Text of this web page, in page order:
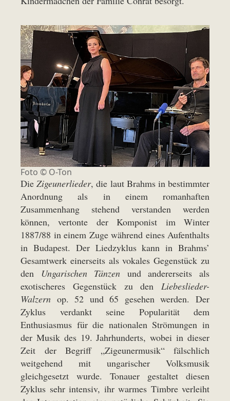
Foto © O-Ton
DieZigeunerlieder, die laut Brahms in bestimmter
Anordnung als in einem romanhaften
Zusammenhang stehend verstanden werden
können, vertonte der Komponist im Winter
1887/88 in einem Zuge während eines Aufenthalts
in Budapest. Der Liedzyklus kann in Brahms’
Gesamtwerk einerseits als vokales Gegenstück zu
den Ungarischen Tänzen und andererseits als
exotischeres Gegenstück zu den Liebeslieder-
Walzern op. 52 und 65 gesehen werden. Der
Zyklus verdankt seine Popularität dem
Enthusiasmus für die nationalen Strömungen in
der Musik des 19. Jahrhunderts, wobei in dieser
Zeit der Begriff „Zigeunermusik“ fälschlich
weitgehend mit ungarischer Volksmusik
gleichgesetzt wurde. Tonauer gestaltet diesen
Zyklus sehr intensiv, ihr warmes Timbre verleiht